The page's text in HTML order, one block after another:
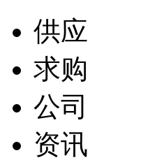
供应
求购
公司
资讯